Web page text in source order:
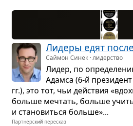
Лидеры едят
Саймон Синек · лидерство
Лидер, по
Адамса (6-й
гг.), это тот, чьи действия
больше меч­тать, больше
и ста­но­виться больше»...
Партнёрский пересказ